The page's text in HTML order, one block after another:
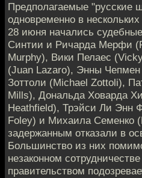
Предполагаемые "русские
одновременно в
28 июня начались
Синтии и Ричарда Мерфи
Murphy), Вики Пелаес
(Juan Lazaro), Энны
Зоттоли (Michael Zottoli),
Mills), Дональда Ховарда
Heathfield), Трэйси Ли Энн
Foley) и Михаила Семенко
задержанным отказали в
Большинство из них
незаконном
правительством